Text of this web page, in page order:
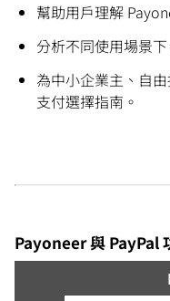
幫助用戶理解
分析不同使用場景
為中小企業主、自
支付選擇指南。
Payoneer 與 PayPal